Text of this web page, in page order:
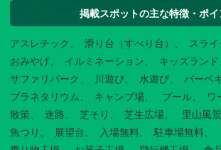
掲載スポットの主な特徴・ポイ
アスレチック 滑り台（すべり台） スラ
おみやげ
イルミネーション キッズランド
サファリパーク
川遊び 水遊び
バーベ
プラネタリウム
キャンプ場 プール
ワ
散策
迷路 芝そり 芝生広場 里山風景
魚つり
展望台 入場無料 駐車場無料